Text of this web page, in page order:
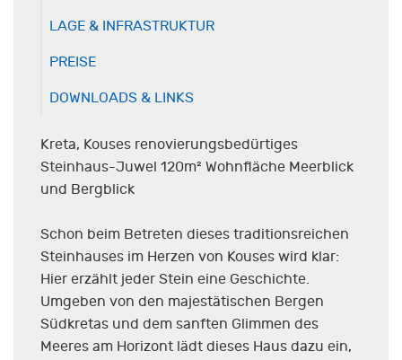
LAGE & INFRASTRUKTUR
PREISE
DOWNLOADS & LINKS
Kreta, Kouses renovierungsbedürtiges
Steinhaus-Juwel 120m² Wohnfläche Meerblick
und Bergblick
Schon beim Betreten dieses traditionsreichen
Steinhauses im Herzen von Kouses wird klar:
Hier erzählt jeder Stein eine Geschichte.
Umgeben von den majestätischen Bergen
Südkretas und dem sanften Glimmen des
Meeres am Horizont lädt dieses Haus dazu ein,